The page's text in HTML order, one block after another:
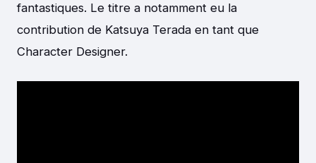
fantastiques. Le titre a notamment eu la
contribution de Katsuya Terada en tant que
Character Designer.